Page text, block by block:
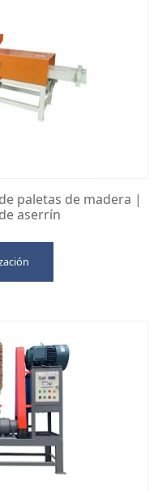
paletas de madera |
aserrín